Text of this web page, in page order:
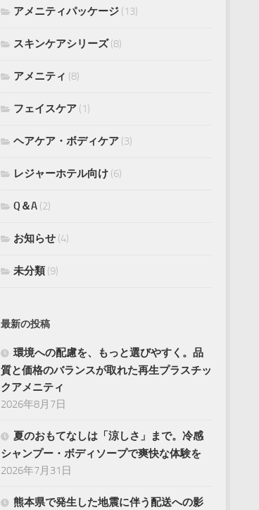
アメニティパッケージ (13)
スキンケアシリーズ(8)
アメニティ (8)
フェイスケア (1)
ヘアケア・ボディケア (3)
レジャーホテル向け (6)
Q＆A (2)
お知らせ (4)
未分類 (9)
最新の投稿
環境への配慮を、もっと選びやすく。品
質と価格のバランスが取れた再生プラスチッ
クアメニティ
2026年8月7日
夏のおもてなしは「涼しさ」まで。冷感
シャンプー・ボディソープで爽快な体験を
2026年7月31日
熊本県で発生した地震に伴う配送への影